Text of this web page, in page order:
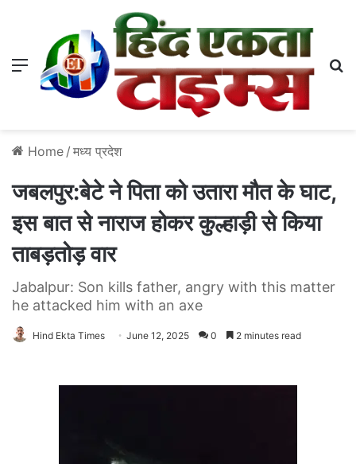
Menu
Home / मध्य प्रदेश
जबलपुर:बेटे ने पिता को उतारा मौत के घाट,
इस बात से नाराज होकर कुल्हाड़ी से किया
ताबड़तोड़ वार
Jabalpur: Son kills father, angry with this matter
he attacked him with an axe
Hind Ekta Times June 12, 2025 0 2 minutes read